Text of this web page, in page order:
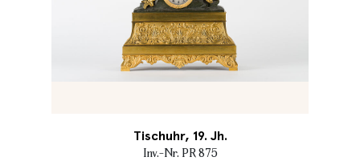
Tischuhr, 19. Jh.
Inv.-Nr. PR 875